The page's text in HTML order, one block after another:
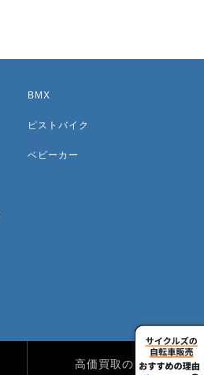
BMX
ピストバイク
ベビーカー
高価買取のワケ